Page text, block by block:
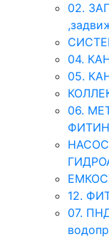
02.
04.
05.
06.
12.
07.